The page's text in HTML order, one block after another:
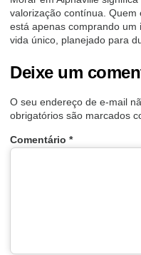
valorização contínua.
está apenas comprando
vida único, planejado para
Deixe um
O seu endereço de e-mail
obrigatórios são marcados
Comentário *